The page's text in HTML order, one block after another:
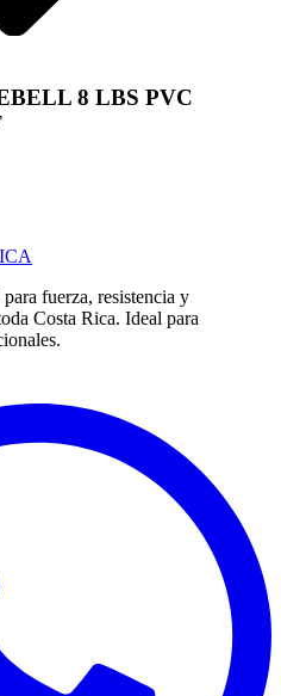
8 LBS PVC
fuerza, resistencia y
Costa Rica. Ideal para